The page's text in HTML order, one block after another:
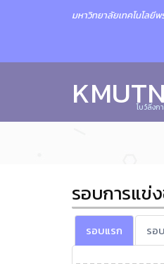
มหาวิทยาลัยเทคโนโลยีพ
โบว์ลิ่งก
รอบการแข่
รอบแรก รอ